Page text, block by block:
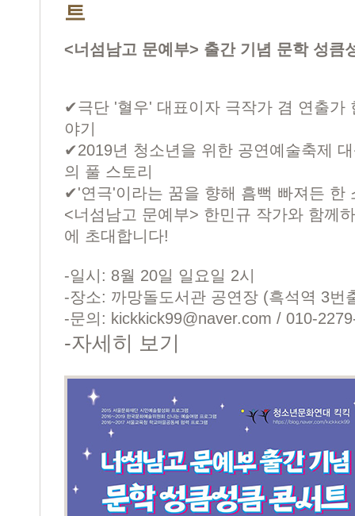
트
<너섬남고 문예부> 출간 기념 문학 성큼
✔극단 '혈우' 대표이자 극작가 겸 연출가
야기
✔2019년 청소년을 위한 공연예술축제
의 풀 스토리
✔'연극'이라는 꿈을 향해 흠뻑 빠져든 한
<너섬남고 문예부> 한민규 작가와 함께
에 초대합니다!
-일시: 8월 20일 일요일 2시
-장소: 까망돌도서관 공연장 (흑석역 3번
-문의: kickkick99@naver.com / 010-
-자세히 보기